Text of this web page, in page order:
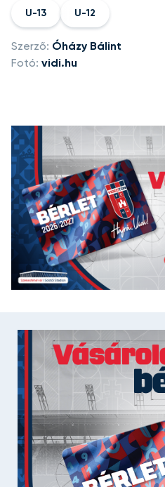
U-13 U-12
Szerző: Óházy Bálint
Fotó: vidi.hu